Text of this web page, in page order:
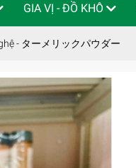
GIA VỊ - ĐỒ KHÔ
- ターメリックパウダー